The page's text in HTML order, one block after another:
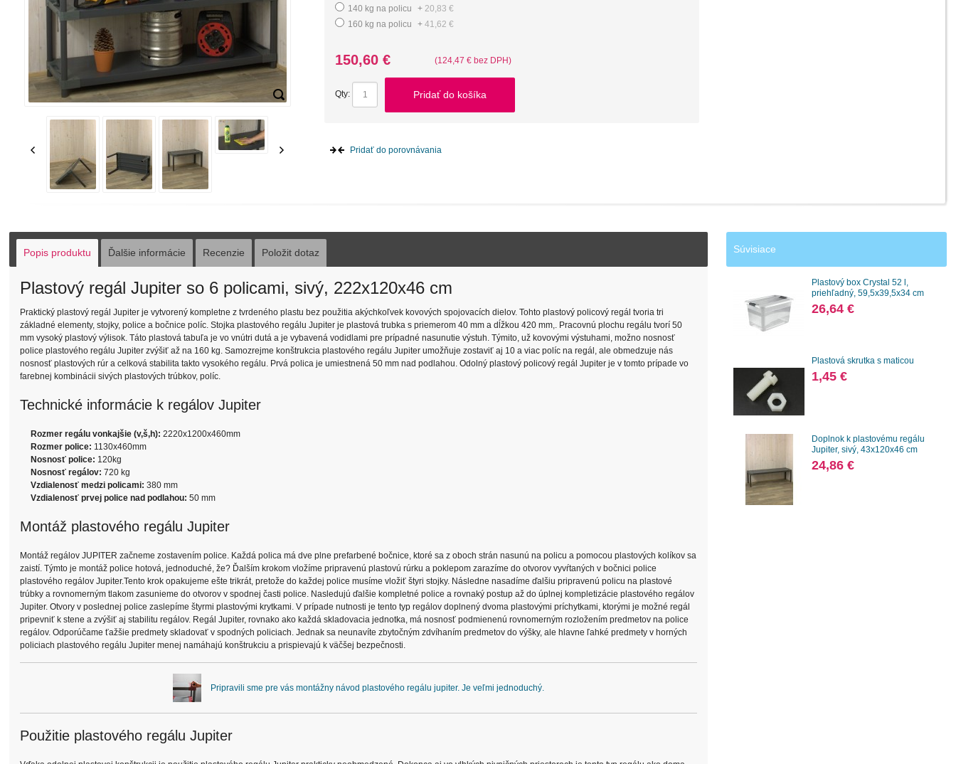
140 kg na policu
+ 20,83 €
160 kg na policu
+ 41,62 €
150,60 € (124,47 € bez DPH)
Qty: Pridať do košíka
Pridať do porovnávania
Popis produktu Ďalšie informácie Recenzie Položit dotaz
Plastový regál Jupiter so 6 policami, sivý, 222x120x46 cm
Praktický plastový regál Jupiter je vytvorený kompletne z tvrdeného plastu bez použitia akýchkoľvek kovových spojovacích dielov. Tohto plastový policový regál tvoria tri
základné elementy, stojky, police a bočnice políc. Stojka plastového regálu Jupiter je plastová trubka s priemerom 40 mm a dĺžkou 420 mm,. Pracovnú plochu regálu tvorí 50
mm vysoký plastový výlisok. Táto plastová tabuľa je vo vnútri dutá a je vybavená vodidlami pre prípadné nasunutie výstuh. Týmito, už kovovými výstuhami, možno nosnosť
police plastového regálu Jupiter zvýšiť až na 160 kg. Samozrejme konštrukcia plastového regálu Jupiter umožňuje zostaviť aj 10 a viac políc na regál, ale obmedzuje nás
nosnosť plastových rúr a celková stabilita takto vysokého regálu. Prvá polica je umiestnená 50 mm nad podlahou. Odolný plastový policový regál Jupiter je v tomto prípade vo
farebnej kombinácii sivých plastových trúbkov, políc.
Technické informácie k regálov Jupiter
Rozmer regálu vonkajšie (v,š,h): 2220x1200x460mm
Rozmer police: 1130x460mm
Nosnosť police: 120kg
Nosnosť regálov: 720 kg
Vzdialenosť medzi policami: 380 mm
Vzdialenosť prvej police nad podlahou: 50 mm
Montáž plastového regálu Jupiter
Montáž regálov JUPITER začneme zostavením police. Každá polica má dve plne prefarbené bočnice, ktoré sa z oboch strán nasunú na policu a pomocou plastových kolíkov sa
zaistí. Týmto je montáž police hotová, jednoduché, že? Ďalším krokom vložíme pripravenú plastovú rúrku a poklepom zarazíme do otvorov vyvŕtaných v bočnici police
plastového regálov Jupiter.Tento krok opakujeme ešte trikrát, pretože do každej police musíme vložiť štyri stojky. Následne nasadíme ďalšiu pripravenú policu na plastové
trúbky a rovnomerným tlakom zasunieme do otvorov v spodnej časti police. Nasledujú ďalšie kompletné police a rovnaký postup až do úplnej kompletizácie plastového regálov
Jupiter. Otvory v poslednej police zaslepíme štyrmi plastovými krytkami. V prípade nutnosti je tento typ regálov doplnený dvoma plastovými príchytkami, ktorými je možné regál
pripevniť k stene a zvýšiť aj stabilitu regálov. Regál Jupiter, rovnako ako každá skladovacia jednotka, má nosnosť podmienenú rovnomerným rozložením predmetov na police
regálov. Odporúčame ťažšie predmety skladovať v spodných policiach. Jednak sa neunavíte zbytočným zdvíhaním predmetov do výšky, ale hlavne ľahké predmety v horných
policiach plastového regálu Jupiter menej namáhajú konštrukciu a prispievajú k väčšej bezpečnosti.
Pripravili sme pre vás montážny návod plastového regálu jupiter. Je veľmi jednoduchý.
Použitie plastového regálu Jupiter
Súvisiace
Plastový box Crystal 52 l,
priehľadný, 59,5x39,5x34 cm
26,64 €
Plastová skrutka s maticou
1,45 €
Doplnok k plastovému regálu
Jupiter, sivý, 43x120x46 cm
24,86 €